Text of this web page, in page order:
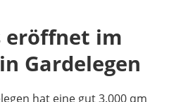
eröffnet im
Gardelegen
hat eine gut 3.000 qm